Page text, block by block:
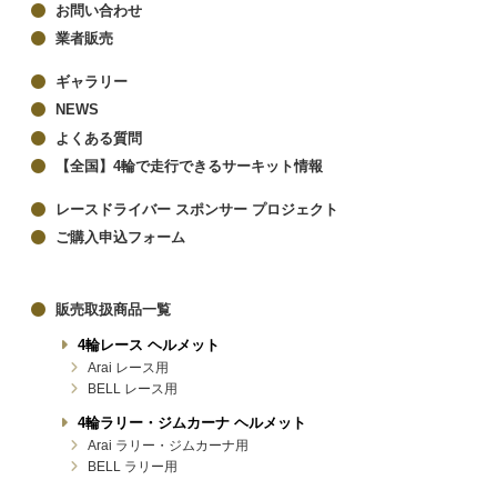
お問い合わせ
業者販売
ギャラリー
NEWS
よくある質問
【全国】4輪で走行できるサーキット情報
レースドライバー スポンサー プロジェクト
ご購入申込フォーム
販売取扱商品一覧
4輪レース ヘルメット
Arai レース用
BELL レース用
4輪ラリー・ジムカーナ ヘルメット
Arai ラリー・ジムカーナ用
BELL ラリー用